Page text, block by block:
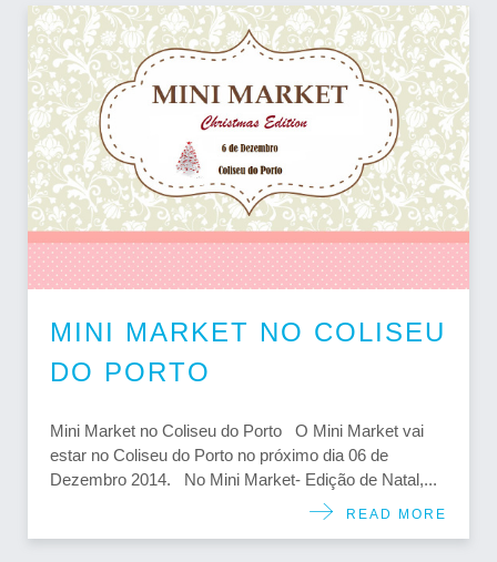
MINI MARKET NO COLISEU
DO PORTO
Mini Market no Coliseu do Porto O Mini Market vai
estar no Coliseu do Porto no próximo dia 06 de
Dezembro 2014. No Mini Market- Edição de Natal,...
READ MORE